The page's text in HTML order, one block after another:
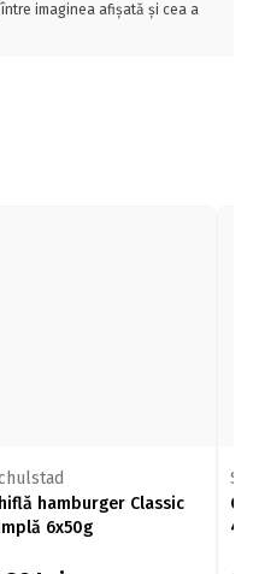
imaginea afișată și cea a
hamburger Classic
6x50g